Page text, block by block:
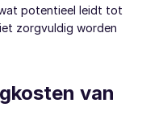
potentieel leidt tot
zorgvuldig worden
van